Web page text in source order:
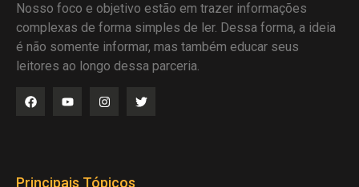
Nosso foco e objetivo estão em trazer informações
complexas de forma simples de ler. Dessa forma, a ideia
é não somente informar, mas também educar seus
leitores ao longo dessa parceria.
Principais Tópicos